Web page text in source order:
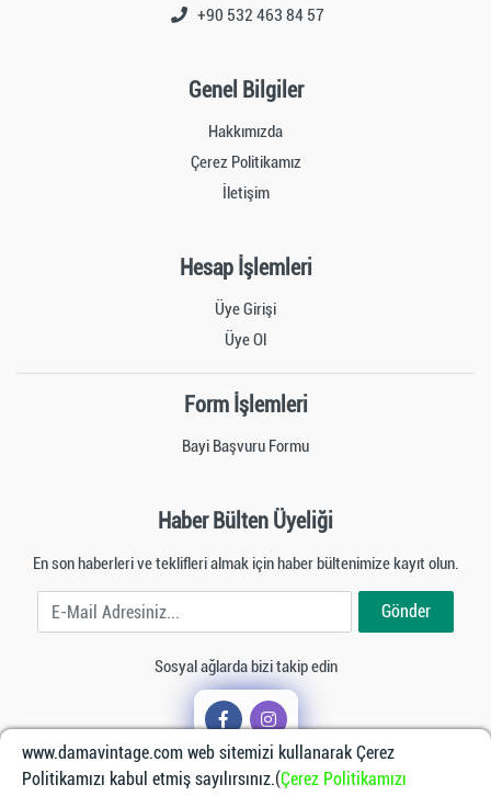
+90 532 463 84 57
Genel Bilgiler
Hakkımızda
Çerez Politikamız
İletişim
Hesap İşlemleri
Üye Girişi
Üye Ol
Form İşlemleri
Bayi Başvuru Formu
Haber Bülten Üyeliği
En son haberleri ve teklifleri almak için haber bültenimize kayıt olun.
E-Mail Adresiniz Gönder
Sosyal ağlarda bizi takip edin
www.damavintage.com web sitemizi kullanarak Çerez
Politikamızı kabul etmiş sayılırsınız.(Çerez Politikamızı